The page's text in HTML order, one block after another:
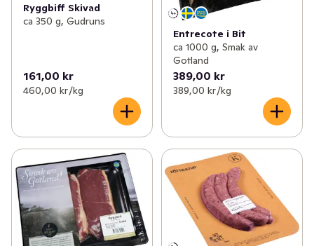
Ryggbiff Skivad
ca 350 g, Gudruns
161,00 kr
460,00 kr /kg
Entrecote i Bit
ca 1000 g, Smak av
Gotland
389,00 kr
389,00 kr /kg